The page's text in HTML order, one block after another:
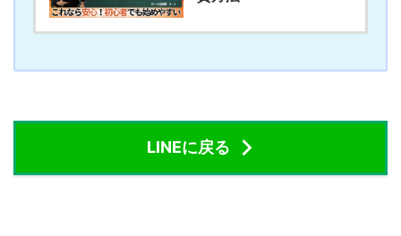
LINEに戻る